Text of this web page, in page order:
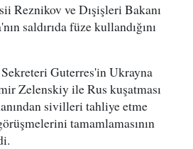
Reznikov ve Dışişleri Bakanı
saldırıda füze kullandığını
Guterres'in Ukrayna
Zelenskiy ile Rus kuşatması
sivilleri tahliye etme
tamamlamasının